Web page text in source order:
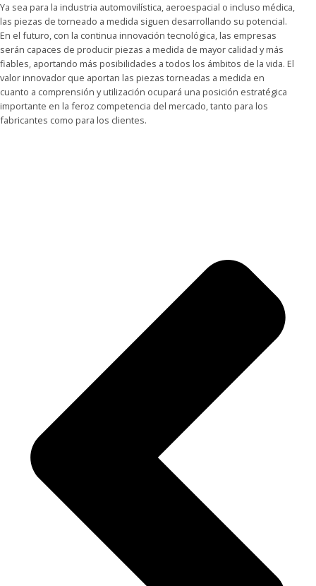
Ya sea para la industria automovilística, aeroespacial o incluso médica,
las piezas de torneado a medida siguen desarrollando su potencial.
En el futuro, con la continua innovación tecnológica, las empresas
serán capaces de producir piezas a medida de mayor calidad y más
fiables, aportando más posibilidades a todos los ámbitos de la vida. El
valor innovador que aportan las piezas torneadas a medida en
cuanto a comprensión y utilización ocupará una posición estratégica
importante en la feroz competencia del mercado, tanto para los
fabricantes como para los clientes.